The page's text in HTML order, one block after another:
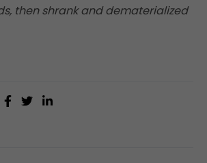
then shrank and dematerialized